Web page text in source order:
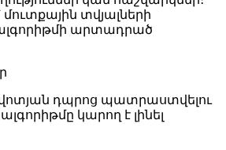
մուտքային տվյալների
արտադրած
դպրոց պատրաստվելու
կարող է լինել